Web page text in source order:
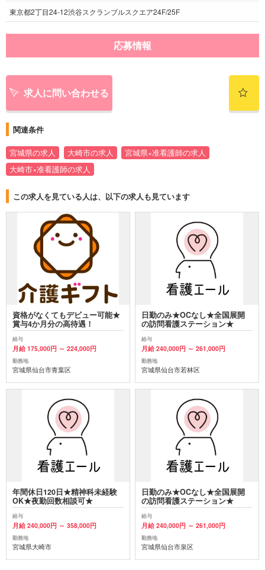
東京都2丁目24-12渋谷スクランブルスクエア24F/25F
応募情報
求人に問い合わせる
関連条件
宮城県の求人 大崎市の求人
宮城県×准看護師の求人
大崎市×准看護師の求人
この求人を見ている人は、以下の求人も見ています
資格がなくてもデビュー可能★
賞与4か月分の高待遇！
給与
月給 175,000円 ～ 224,000円
勤務地
宮城県仙台市青葉区
日勤のみ★OCなし★全国展開
の訪問看護ステーション★
給与
月給 240,000円 ～ 261,000円
勤務地
宮城県仙台市若林区
年間休日120日★精神科未経験
OK★夜勤回数相談可★
給与
月給 240,000円 ～ 358,000円
勤務地
宮城県大崎市
日勤のみ★OCなし★全国展開
の訪問看護ステーション★
給与
月給 240,000円 ～ 261,000円
勤務地
宮城県仙台市泉区